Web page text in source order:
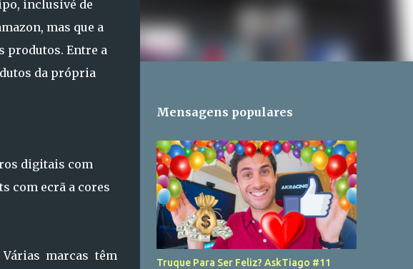
inclusivé de
mas que a
produtos. Entre a
da própria
digitais com
com ecrã a cores
marcas têm
Mensagens populares
Truque Para Ser Feliz? AskTiago #11